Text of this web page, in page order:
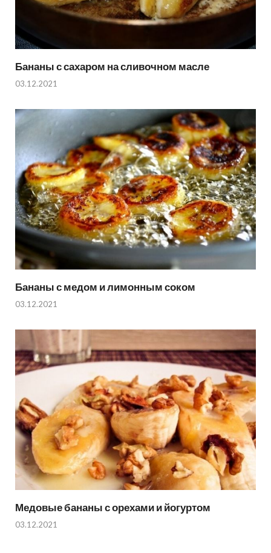
Бананы с сахаром на сливочном масле
03.12.2021
Бананы с медом и лимонным соком
03.12.2021
Медовые бананы с орехами и йогуртом
03.12.2021